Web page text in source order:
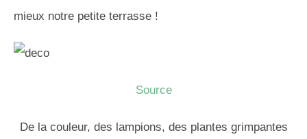
mieux notre petite terrasse !
Source
De la couleur, des lampions, des plantes grimpantes